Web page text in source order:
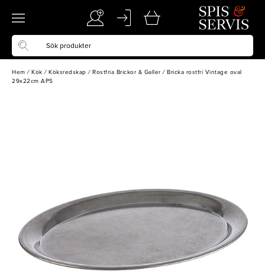
Hem / Kök / Köksredskap / Rostfria Brickor & Galler / Bricka rostfri Vintage oval
29x22cm APS